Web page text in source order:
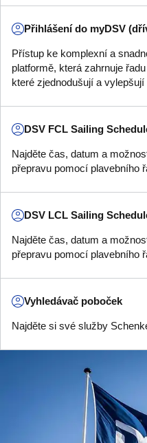
Přihlášení do myDSV
Přístup ke komplexní a
platformě, která zahrnuje
které zjednodušují a
DSV FCL Sailing
Najděte čas, datum a
přepravu pomocí plavebního
DSV LCL Sailing
Najděte čas, datum a
přepravu pomocí plavebního
Vyhledávač poboček
Najděte si své služby